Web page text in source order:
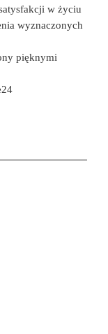
w życiu
wyznaczonych
pięknymi